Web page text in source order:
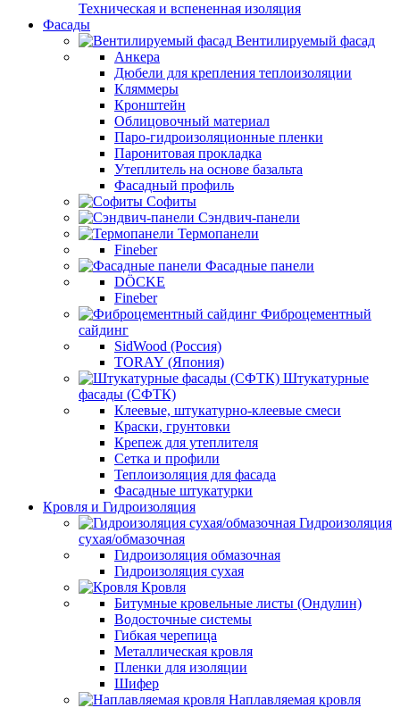
Техническая и вспененная изоляция
Фасады
Вентилируемый фасад
Анкера
Дюбели для крепления теплоизоляции
Кляммеры
Кронштейн
Облицовочный материал
Паро-гидроизоляционные пленки
Паронитовая прокладка
Утеплитель на основе базальта
Фасадный профиль
Софиты
Сэндвич-панели
Термопанели
Fineber
Фасадные панели
DÖCKE
Fineber
Фиброцементный
сайдинг
SidWood (Россия)
TORAY (Япония)
Штукатурные
фасады (СФТК)
Клеевые, штукатурно-клеевые смеси
Краски, грунтовки
Крепеж для утеплителя
Сетка и профили
Теплоизоляция для фасада
Фасадные штукатурки
Кровля и Гидроизоляция
Гидроизоляция
сухая/обмазочная
Гидроизоляция обмазочная
Гидроизоляция сухая
Кровля
Битумные кровельные листы (Ондулин)
Водосточные системы
Гибкая черепица
Металлическая кровля
Пленки для изоляции
Шифер
Наплавляемая кровля